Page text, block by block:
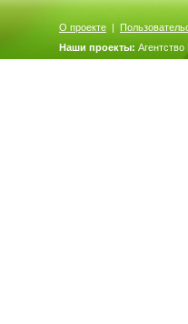
О проекте |
Наши проекты: